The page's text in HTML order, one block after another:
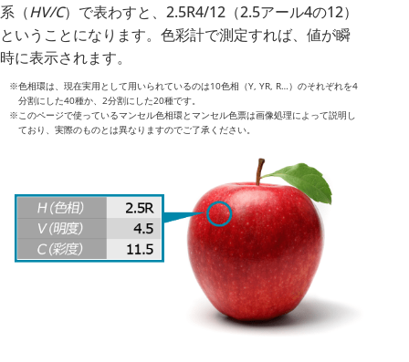
系（HV/C）で表わすと、2.5R4/12（2.5アール4の12）
ということになります。色彩計で測定すれば、値が瞬
時に表示されます。
※色相環は、現在実用として用いられているのは10色相（Y, YR, R…）のそれぞれを4
分割にした40種か、2分割にした20種です。
※このページで使っているマンセル色相環とマンセル色票は画像処理によって説明し
ており、実際のものとは異なりますのでご了承ください。